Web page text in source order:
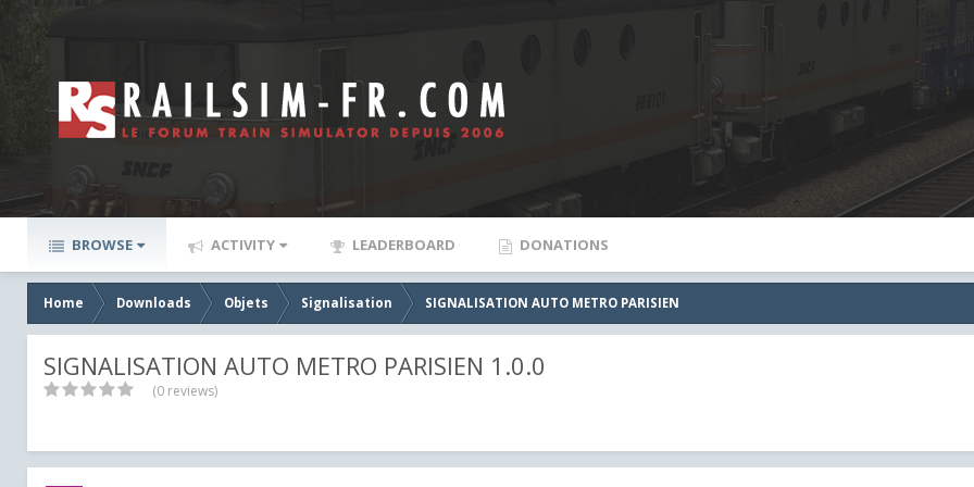
BROWSE ACTIVITY LEADERBOARD DONATIONS
Home Downloads Objets Signalisation SIGNALISATION AUTO METRO PARISIEN
SIGNALISATION AUTO METRO PARISIEN 1.0.0
(0 reviews)